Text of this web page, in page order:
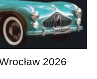
2026